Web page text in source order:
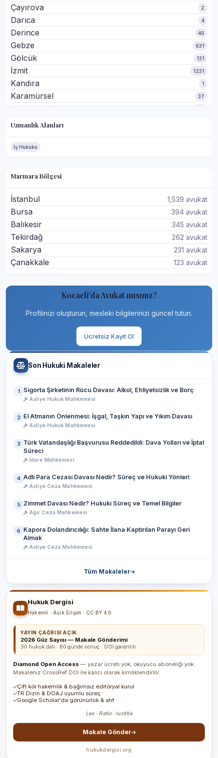
Çayırova 2
Darıca 4
Derince 40
Gebze 631
Gölcük 131
İzmit 1231
Kandıra 1
Karamürsel 37
Körfez
Uzmanlık Alanları
İş Hukuku
Marmara Bölgesi
İstanbul 1,539 avukat
Bursa 394 avukat
Balıkesir 345 avukat
Tekirdağ 262 avukat
Sakarya 231 avukat
Çanakkale 123 avukat
Kocaeli'da Avukat mısınız?
Profilinizi oluşturun, mesleki bilgilerinizi güncel tutun.
Ücretsiz Kayıt Ol
Son Hukuki Makaleler
1 Sigorta Şirketinin Rücu Davası: Alkol, Ehliyetsizlik ve Borç
Asliye Hukuk Mahkemesi
2 El Atmanın Önlenmesi: İşgal, Taşkın Yapı ve Yıkım Davası
Asliye Hukuk Mahkemesi
3 Türk Vatandaşlığı Başvurusu Reddedildi: Dava Yolları ve İptal
Süreci
İdare Mahkemesi
4 Adli Para Cezası Davası Nedir? Süreç ve Hukuki Yönleri
Asliye Ceza Mahkemesi
5 Zimmet Davası Nedir? Hukuki Süreç ve Temel Bilgiler
Ağır Ceza Mahkemesi
6 Kapora Dolandırıcılığı: Sahte İlana Kaptırılan Parayı Geri
Almak
Asliye Ceza Mahkemesi
Tüm Makaleler
Hukuk Dergisi
Hakemli · Açık Erişim · CC BY 4.0
YAYIN ÇAĞRISI AÇIK
2026 Güz Sayısı — Makale Gönderimi
30 hukuk dalı · 80 günde sonuç · DOI garantili
Diamond Open Access — yazar ücreti yok, okuyucu aboneliği yok.
Makaleniz CrossRef DOI ile kalıcı olarak kimliklendirilir.
Çift kör hakemlik & bağımsız editöryal kurul
TR Dizin & DOAJ uyumlu süreç
Google Scholar'da görünürlük & atıf
Lex · Ratio · Iustitia
Makale Gönder
hukukdergisi.org